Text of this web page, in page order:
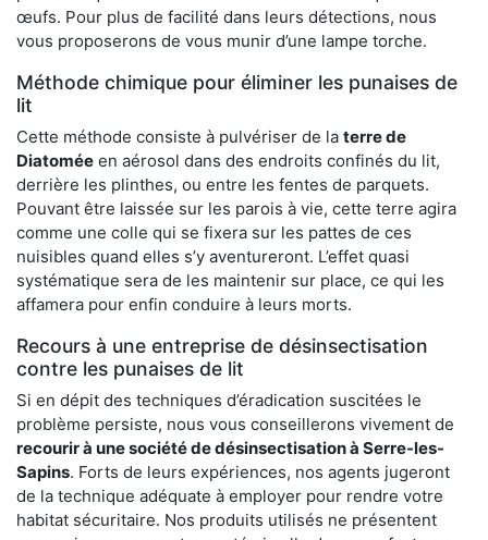
œufs. Pour plus de facilité dans leurs détections, nous
vous proposerons de vous munir d’une lampe torche.
Méthode chimique pour éliminer les punaises de
lit
Cette méthode consiste à pulvériser de la terre de
Diatomée en aérosol dans des endroits confinés du lit,
derrière les plinthes, ou entre les fentes de parquets.
Pouvant être laissée sur les parois à vie, cette terre agira
comme une colle qui se fixera sur les pattes de ces
nuisibles quand elles s’y aventureront. L’effet quasi
systématique sera de les maintenir sur place, ce qui les
affamera pour enfin conduire à leurs morts.
Recours à une entreprise de désinsectisation
contre les punaises de lit
Si en dépit des techniques d’éradication suscitées le
problème persiste, nous vous conseillerons vivement de
recourir à une société de désinsectisation à Serre-les-
Sapins. Forts de leurs expériences, nos agents jugeront
de la technique adéquate à employer pour rendre votre
habitat sécuritaire. Nos produits utilisés ne présentent